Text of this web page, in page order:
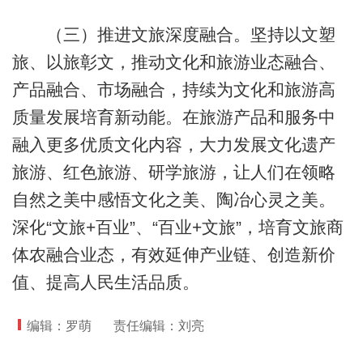
（三）推进文旅深度融合。坚持以文塑
旅、以旅彰文，推动文化和旅游业态融合、
产品融合、市场融合，持续为文化和旅游高
质量发展培育新动能。在旅游产品和服务中
融入更多优质文化内容，大力发展文化遗产
旅游、红色旅游、研学旅游，让人们在领略
自然之美中感悟文化之美、陶冶心灵之美。
深化“文旅+百业”、“百业+文旅”，培育文旅商
体农融合业态，有效延伸产业链、创造新价
值、提高人民生活品质。
编辑：罗萌 责任编辑：刘亮